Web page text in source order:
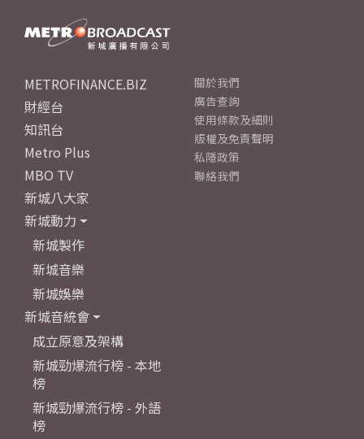
METROFINANCE.BIZ
財經台
知訊台
Metro Plus
MBO TV
新城八大家
新城動力
新城製作
新城音樂
新城娛樂
新城音統會
成立原意及架構
新城勁爆流行榜 - 本地
榜
新城勁爆流行榜 - 外語
榜
關於我們
廣告查詢
使用條款及細則
版權及免責聲明
私隱政策
聯絡我們